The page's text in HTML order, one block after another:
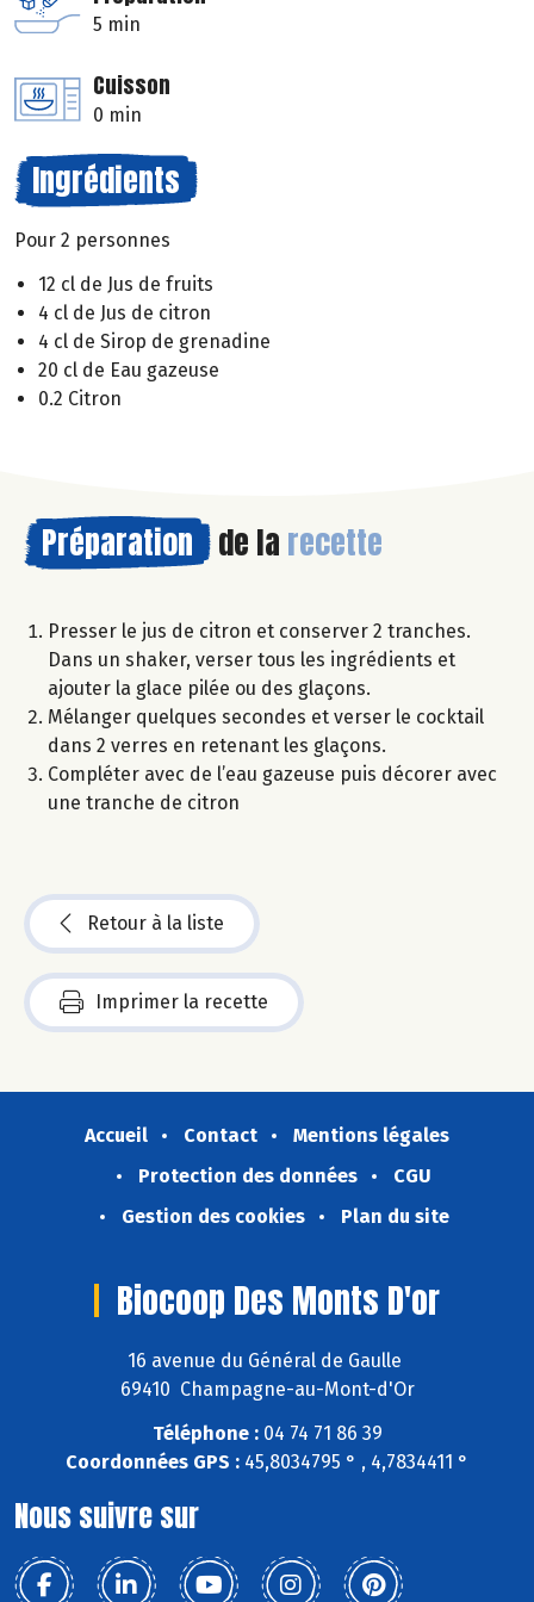
5 min
Cuisson
0 min
Ingrédients
Pour 2 personnes
12 cl de Jus de fruits
4 cl de Jus de citron
4 cl de Sirop de grenadine
20 cl de Eau gazeuse
0.2 Citron
Préparation de la recette
Presser le jus de citron et conserver 2 tranches.
Dans un shaker, verser tous les ingrédients et
ajouter la glace pilée ou des glaçons.
Mélanger quelques secondes et verser le cocktail
dans 2 verres en retenant les glaçons.
Compléter avec de l’eau gazeuse puis décorer avec
une tranche de citron
Retour à la liste
Imprimer la recette
Accueil Contact
Mentions légales
Protection des données
CGU
Gestion des cookies
Plan du site
Biocoop Des Monts D'or
16 avenue du Général de Gaulle
69410 Champagne-au-Mont-d'Or
Téléphone :04 74 71 86 39
Coordonnées GPS : 45,8034795 ° , 4,7834411 °
Nous suivre sur